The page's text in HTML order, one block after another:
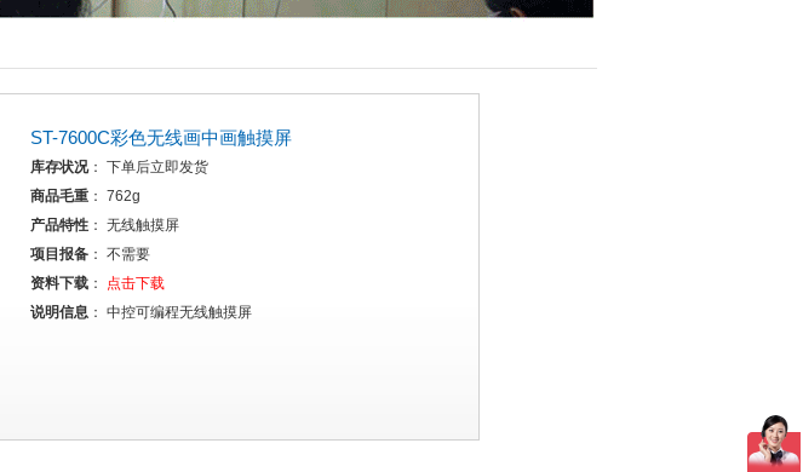
ST-7600C彩色无线画中画触摸屏
库存状况： 下单后立即发货
商品毛重 ： 762g
产品特性 ： 无线触摸屏
项目报备 ： 不需要
资料下载 ： 点击下载
说明信息 ： 中控可编程无线触摸屏